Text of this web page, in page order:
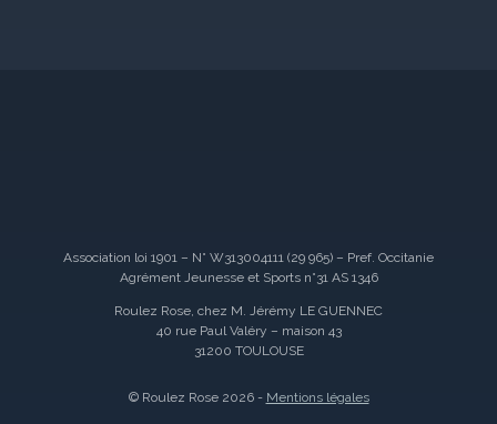
Association loi 1901 – N° W313004111 (29 965) – Pref. Occitanie
Agrément Jeunesse et Sports n°31 AS 1346
Roulez Rose, chez M. Jérémy LE GUENNEC
40 rue Paul Valéry – maison 43
31200 TOULOUSE
© Roulez Rose 2026 - Mentions légales